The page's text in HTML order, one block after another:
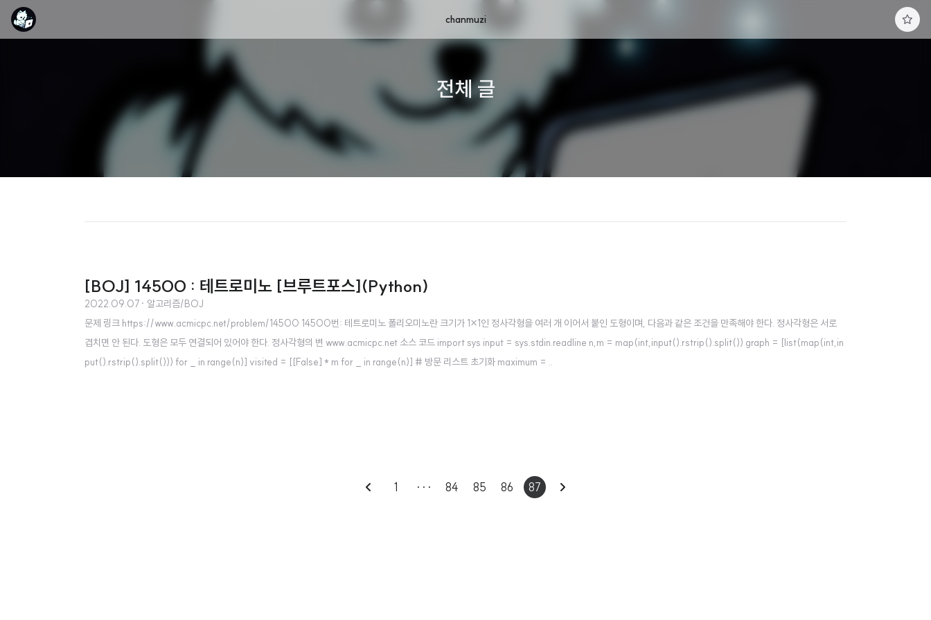
전체 글
[BOJ] 14500 : 테트로미노 [브루트포스](Python)
2022.09.07 · 알고리즘/BOJ
문제 링크 https://www.acmicpc.net/problem/14500 14500번: 테트로미노 폴리오미노란 크기가 1×1인 정사각형을 여러 개 이어서 붙인 도형이며, 다음과 같은 조건을 만족해야 한다. 정사각형은 서로
겹치면 안 된다. 도형은 모두 연결되어 있어야 한다. 정사각형의 변 www.acmicpc.net 소스 코드 import sys input = sys.stdin.readline n,m = map(int,input().rstrip().split()) graph = [list(map(int,in
put().rstrip().split())) for _ in range(n)] visited = [[False] * m for _ in range(n)] # 방문 리스트 초기화 maximum = ..
1 ··· 84 85 86 87
chanmuzi
구
독